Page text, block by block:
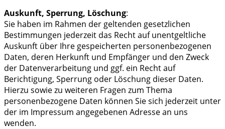
Auskunft, Sperrung, Löschung:
Sie haben im Rahmen der geltenden gesetzlichen
Bestimmungen jederzeit das Recht auf unentgeltliche
Auskunft über Ihre gespeicherten personenbezogenen
Daten, deren Herkunft und Empfänger und den Zweck
der Datenverarbeitung und ggf. ein Recht auf
Berichtigung, Sperrung oder Löschung dieser Daten.
Hierzu sowie zu weiteren Fragen zum Thema
personenbezogene Daten können Sie sich jederzeit unter
der im Impressum angegebenen Adresse an uns
wenden.